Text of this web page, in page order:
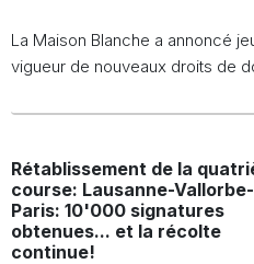
La Maison Blanche a annoncé
vigueur de nouveaux droits de
Rétablissement de la
course: Lausanne-Vallorbe-
Paris: 10'000 signatures
obtenues... et la récolte
continue!